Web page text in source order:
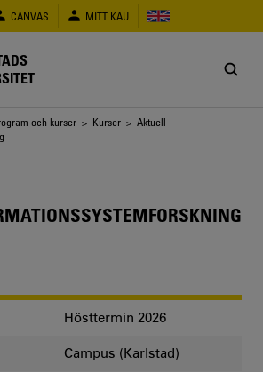
CANVAS MITT KAU
och kurser > Kurser > Aktuell
Hösttermin 2026
Campus (Karlstad)